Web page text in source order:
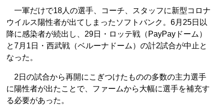
一軍だけで18人の選手、コーチ、スタッフに新型コロナ
ウイルス陽性者が出てしまったソフトバンク。6月25日以
降に感染者が続出し、29日・ロッテ戦（PayPayドーム）
と7月1日・西武戦（ベルーナドーム）の計2試合が中止と
なった。
2日の試合から再開にこぎつけたものの多数の主力選手
に陽性者が出たことで、ファームから大幅に選手を補充す
る必要があった。